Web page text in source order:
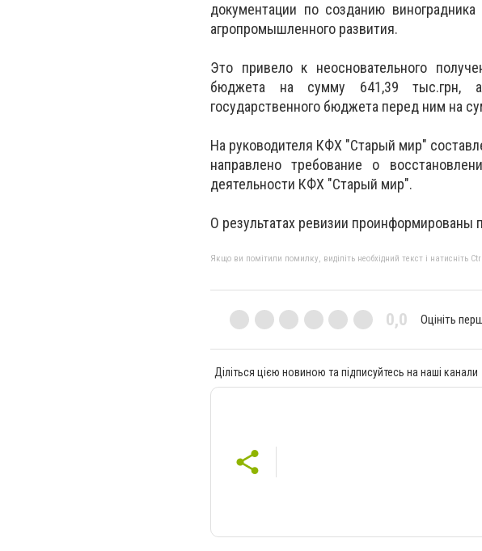
документации по созданию
агропромышленного развития.
Это привело к неосновательного
бюджета на сумму 641,39 тыс.грн,
государственного бюджета перед ним на
На руководителя КФХ "Старый мир"
направлено требование о
деятельности КФХ "Старый мир".
О результатах ревизии проинформированы
Якщо ви помітили помилку, виділіть необхідний текст і натисніть
0,0 Оцініть
Діліться цією новиною та підписуйтесь на наші канали